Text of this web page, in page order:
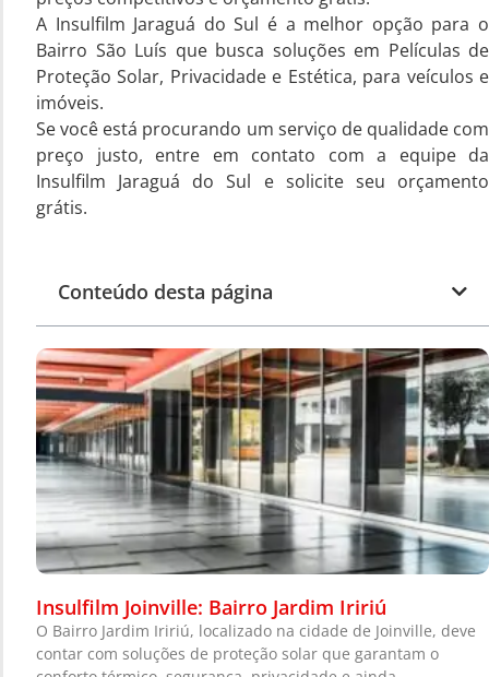
A Insulfilm Jaraguá do Sul é a melhor opção para o
Bairro São Luís que busca soluções em Películas de
Proteção Solar, Privacidade e Estética, para veículos e
imóveis.
Se você está procurando um serviço de qualidade com
preço justo, entre em contato com a equipe da
Insulfilm Jaraguá do Sul e solicite seu orçamento
grátis.
Conteúdo desta página
Insulfilm Joinville: Bairro Jardim Iririú
O Bairro Jardim Iririú, localizado na cidade de Joinville, deve
contar com soluções de proteção solar que garantam o